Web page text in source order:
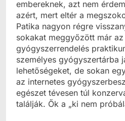
embereknek, azt nem
azért, mert eltér a
Patika nagyon régre
sokakat meggyőzött már
gyógyszerrendelés
személyes gyógyszertárba
lehetőségeket, de sokan
az internetes
egészet tévesen túl
találják. Ők a „ki nem